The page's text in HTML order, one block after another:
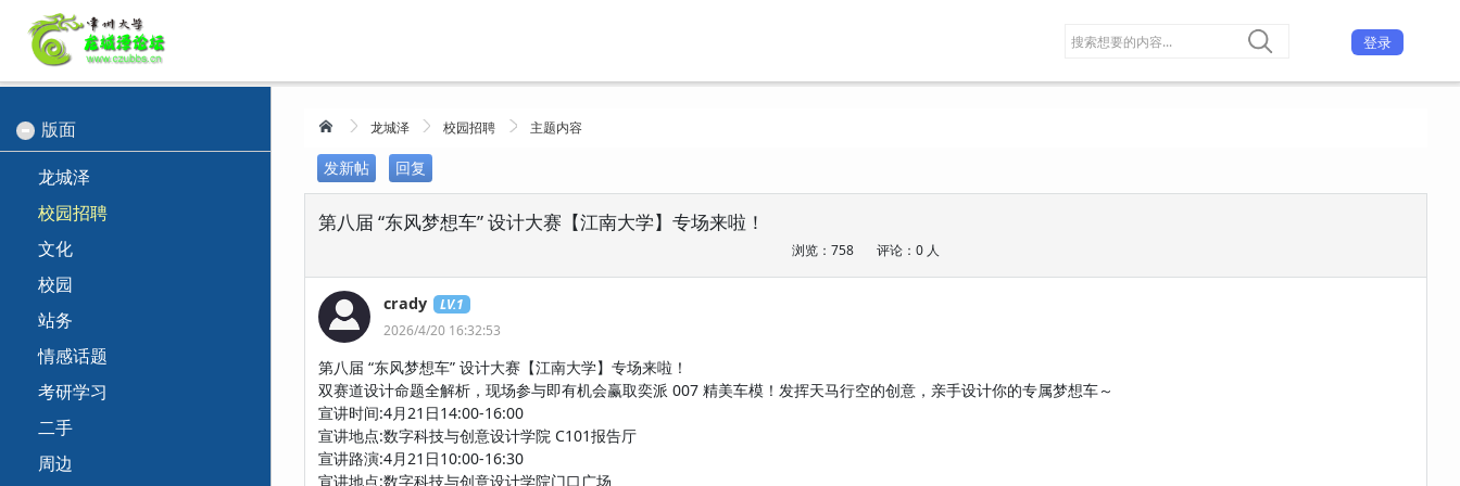
登录
版面
龙城泽
校园招聘
文化
校园
站务
情感话题
考研学习
二手
周边
龙城泽 校园招聘 主题内容
发新帖 回复
第八届 “东风梦想车” 设计大赛【江南大学】专场来啦！
浏览：758 评论：0 人
crady
LV.1
2026/4/20 16:32:53
第八届 “东风梦想车” 设计大赛【江南大学】专场来啦！
双赛道设计命题全解析，现场参与即有机会赢取奕派 007 精美车模！发挥天马行空的创意，亲手设计你的专属梦想车～
宣讲时间:4月21日14:00-16:00
宣讲地点:数字科技与创意设计学院 C101报告厅
宣讲路演:4月21日10:00-16:30
宣讲地点:数字科技与创意设计学院门口广场